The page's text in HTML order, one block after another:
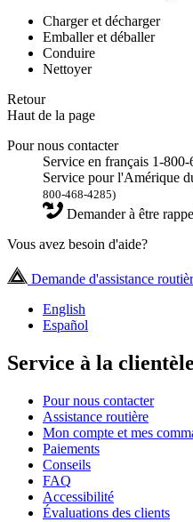
Charger et décharger
Emballer et déballer
Conduire
Nettoyer
Retour
Haut de la page
Pour nous contacter
Service en français 1-
Service pour l'Amérique
800-468-4285)
Demander à être
Vous avez besoin d'aide?
Demande d'assistance
English
Español
Service à la clientèle
Pour nous contacter
Assistance routière
Mon compte et mes
Paiements
Conseils
FAQ
Accessibilité
Évaluations des clients